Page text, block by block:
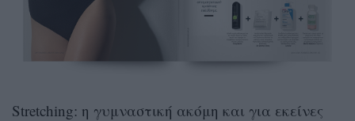
Stretching: η γυμναστική ακόμη και για εκείνες